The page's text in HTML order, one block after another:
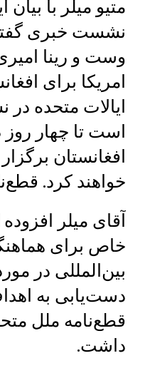
متیو میلر با
نشست خبری
وست و رینا
امریکا برای
ایالات متحده
است تا چهار روز
افغانستان
خواهند کرد.
آقای میلر
خاص برای
بین‌المللی در
دست‌یابی به
قطع‌نامه ملل
داشت.